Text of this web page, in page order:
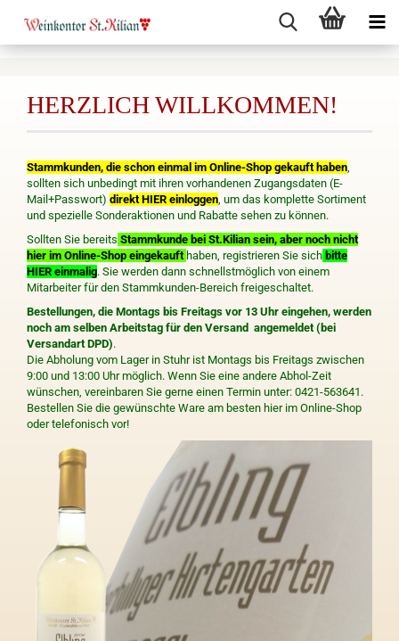
HERZLICH WILLKOMMEN!
Stammkunden, die schon einmal im Online-Shop gekauft haben,
sollten sich unbedingt mit ihren vorhandenen Zugangsdaten (E-
Mail+Passwort) direkt HIER einloggen, um das komplette Sortiment
und spezielle Sonderaktionen und Rabatte sehen zu können.
Sollten Sie bereits Stammkunde bei St.Kilian sein, aber noch nicht
hier im Online-Shop eingekauft haben, registrieren Sie sich bitte
HIER einmalig. Sie werden dann schnellstmöglich von einem
Mitarbeiter für den Stammkunden-Bereich freigeschaltet.
Bestellungen, die Montags bis Freitags vor 13 Uhr eingehen, werden
noch am selben Arbeitstag für den Versand angemeldet (bei
Versandart DPD).
Die Abholung vom Lager in Stuhr ist Montags bis Freitags zwischen
9:00 und 13:00 Uhr möglich. Wenn Sie eine andere Abhol-Zeit
wünschen, vereinbaren Sie gerne einen Termin unter: 0421-563641.
Bestellen Sie die gewünschte Ware am besten hier im Online-Shop
oder telefonisch vor!